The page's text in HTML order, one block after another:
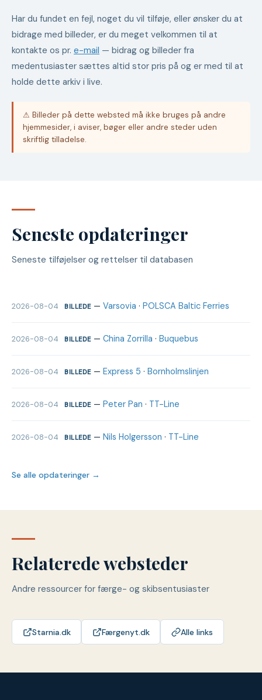
Har du fundet en fejl, noget du vil tilføje, eller ønsker du at
bidrage med billeder, er du meget velkommen til at
kontakte os pr. e-mail — bidrag og billeder fra
medentusiaster sættes altid stor pris på og er med til at
holde dette arkiv i live.
⚠ Billeder på dette websted må ikke bruges på andre
hjemmesider, i aviser, bøger eller andre steder uden
skriftlig tilladelse.
Seneste opdateringer
Seneste tilføjelser og rettelser til databasen
2026-08-04 BILLEDE— Varsovia · POLSCA Baltic Ferries
2026-08-04 BILLEDE— China Zorrilla · Buquebus
2026-08-04 BILLEDE— Express 5 · Bornholmslinjen
2026-08-04 BILLEDE— Peter Pan · TT-Line
2026-08-04 BILLEDE— Nils Holgersson · TT-Line
Se alle opdateringer →
Relaterede websteder
Andre ressourcer for færge- og skibsentusiaster
Starnia.dk Færgenyt.dk Alle links